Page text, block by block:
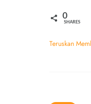
0
SHARES
Teruskan